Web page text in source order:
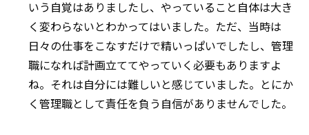
いう自覚はありましたし、やっていること自体は大き
く変わらないとわかってはいました。ただ、当時は
日々の仕事をこなすだけで精いっぱいでしたし、管理
職になれば計画立ててやっていく必要もありますよ
ね。それは自分には難しいと感じていました。とにか
く管理職として責任を負う自信がありませんでした。